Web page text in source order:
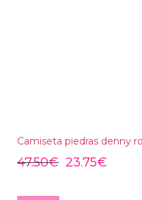
Camiseta piedras denny
47.50€ 23.75€